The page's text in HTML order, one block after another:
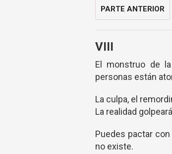
PARTE ANTERIOR
VIII
El monstruo de
personas están
La culpa, el
La realidad
Puedes pactar
no existe.